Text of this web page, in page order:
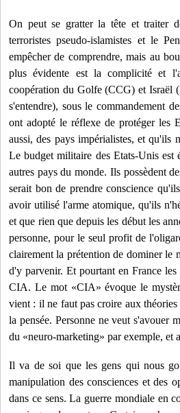
On peut se gratter la tête et traiter
terroristes pseudo-islamistes et le
empêcher de comprendre, mais au
plus évidente est la complicité et
coopération du Golfe(CCG) et Israël
s'entendre), sous le commandement
ont adopté le réflexe de protéger les
aussi, des pays impérialistes, et qu'ils
Le budget militaire des Etats-Unis est
autres pays du monde. Ils possèdent
serait bon de prendre conscience
avoir utilisé l'arme atomique, qu'ils
et que rien que depuis les début les
personne, pour le seul profit de
clairement la prétention de dominer le
d'y parvenir. Et pourtant en France
CIA. Le mot «CIA» évoque le
vient : il ne faut pas croire aux
la pensée. Personne ne veut s'avouer
du «neuro-marketing» par exemple, et
Il va de soi que les gens qui nous
manipulation des consciences et des
dans ce sens. La guerre mondiale en